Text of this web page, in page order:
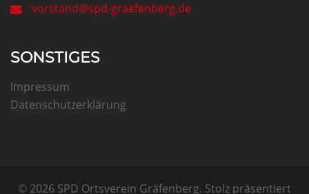
vorstand@spd-graefenberg.de
SONSTIGES
Impressum
Datenschutzerklärung
© 2026 SPD Ortsverein Gräfenberg. Stolz präsentiert